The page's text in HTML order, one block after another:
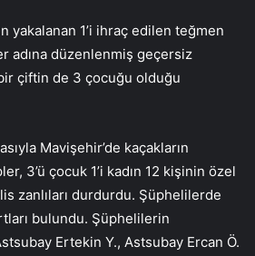
yakalanan 1’i ihraç edilen teğmen
adına düzenlenmiş geçersiz
çiftin de 3 çocuğu olduğu
Mavişehir’de kaçakların
3’ü çocuk 1’i kadın 12 kişinin özel
zanlıları durdurdu. Şüphelilerde
bulundu. Şüphelilerin
Ertekin Y., Astsubay Ercan Ö.